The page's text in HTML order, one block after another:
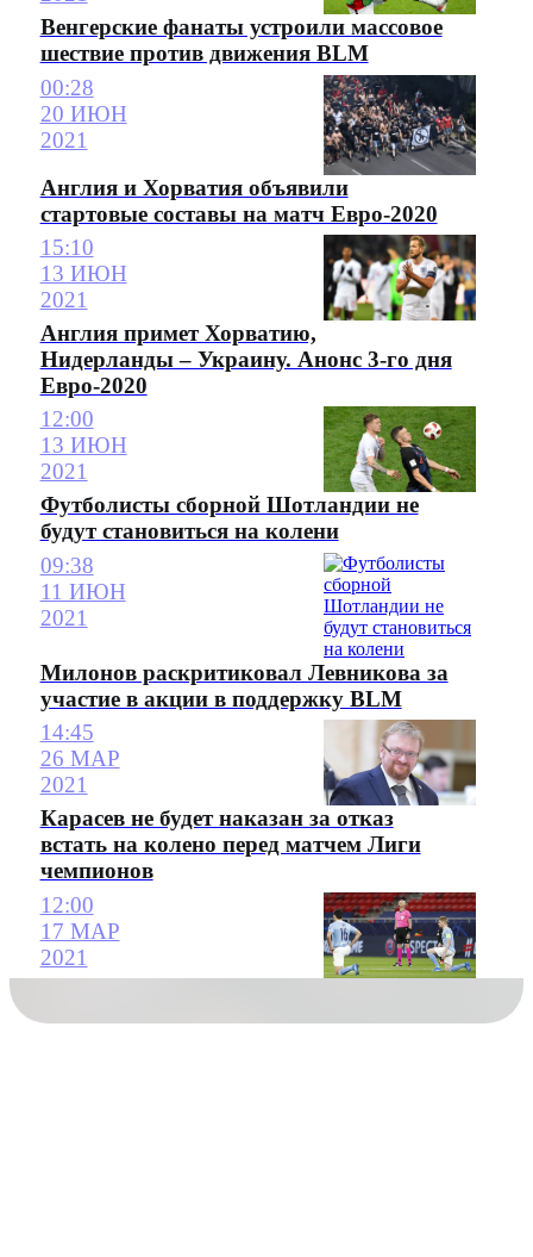
Венгерские фанаты устроили массовое
шествие против движения BLM
00:28
20 ИЮН
2021
Англия и Хорватия объявили
стартовые составы на матч Евро-2020
15:10
13 ИЮН
2021
Англия примет Хорватию,
Нидерланды – Украину. Анонс 3-го дня
Евро-2020
12:00
13 ИЮН
2021
Футболисты сборной Шотландии не
будут становиться на колени
09:38
11 ИЮН
2021
Милонов раскритиковал Левникова за
участие в акции в поддержку BLM
14:45
26 МАР
2021
Карасев не будет наказан за отказ
встать на колено перед матчем Лиги
чемпионов
12:00
17 МАР
2021